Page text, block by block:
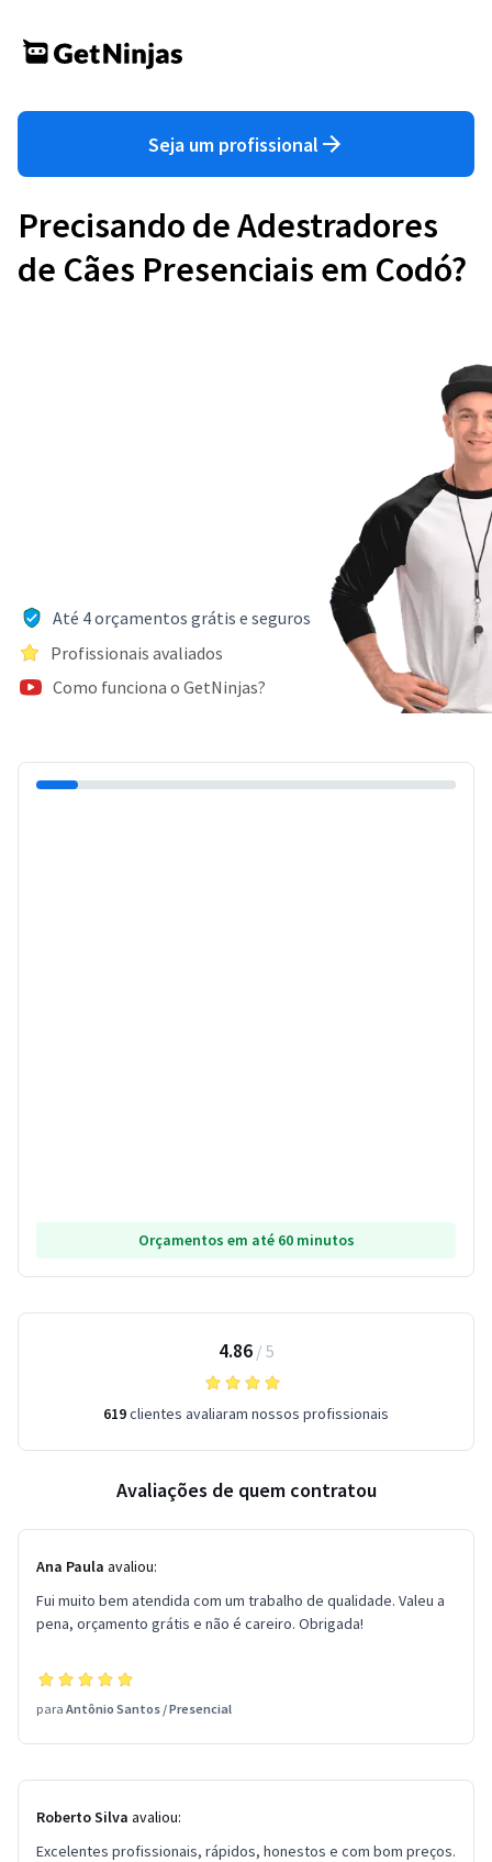
Seja um profissional
Precisando de Adestradores
de Cães Presenciais em Codó?
Até 4 orçamentos grátis e seguros
Profissionais avaliados
Como funciona o GetNinjas?
Orçamentos em até 60 minutos
4.86/ 5
619clientes avaliaram nossos profissionais
Avaliações de quem contratou
Ana Paula avaliou:
Fui muito bem atendida com um trabalho de qualidade. Valeu a
pena, orçamento grátis e não é careiro. Obrigada!
para Antônio Santos /Presencial
Roberto Silva avaliou:
Excelentes profissionais, rápidos, honestos e com bom preços.